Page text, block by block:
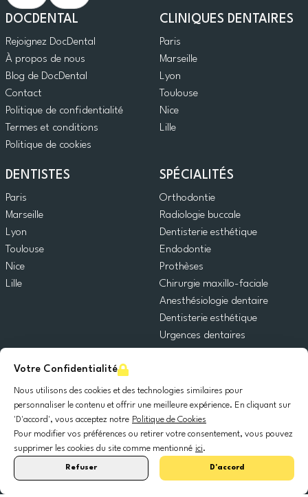
Votre Confidentialité
Nous utilisons des cookies et des technologies similaires pour
personnaliser le contenu et offrir une meilleure expérience. En cliquant sur
'D'accord', vous acceptez notre Politique de Cookies
Pour modifier vos préférences ou retirer votre consentement, vous pouvez
supprimer les cookies du site comme mentionné ici.
Refuser D'accord
DOCDENTAL
Rejoignez DocDental
À propos de nous
Blog de DocDental
Contact
Politique de confidentialité
Termes et conditions
Politique de cookies
CLINIQUES DENTAIRES
Paris
Marseille
Lyon
Toulouse
Nice
Lille
DENTISTES
Paris
Marseille
Lyon
Toulouse
Nice
Lille
SPÉCIALITÉS
Orthodontie
Radiologie buccale
Dentisterie esthétique
Endodontie
Prothèses
Chirurgie maxillo-faciale
Anesthésiologie dentaire
Dentisterie esthétique
Urgences dentaires
Chirurgie orale
Implantologie dentaire
Parodontie
© 2025 DocDental. Tous les droits réservés.
United
España Polska